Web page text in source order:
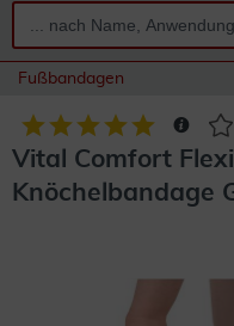
Fußbandagen
Vital Comfort
Knöchelbandage